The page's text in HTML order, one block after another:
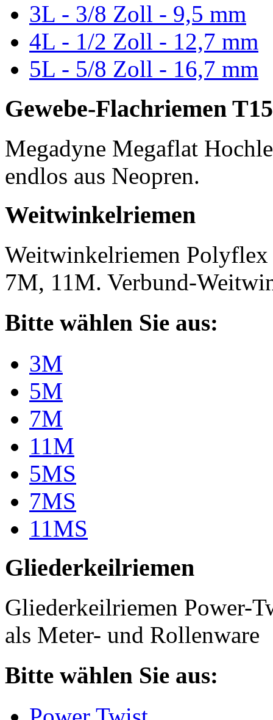
3L - 3/8 Zoll - 9,5 mm
4L - 1/2 Zoll - 12,7 mm
5L - 5/8 Zoll - 16,7 mm
Gewebe-Flachriemen
Megadyne Megaflat
endlos aus Neopren.
Weitwinkelriemen
Weitwinkelriemen
7M, 11M. Verbund-
Bitte wählen Sie aus:
3M
5M
7M
11M
5MS
7MS
11MS
Gliederkeilriemen
Gliederkeilriemen Power-
als Meter- und Rollenware
Bitte wählen Sie aus: